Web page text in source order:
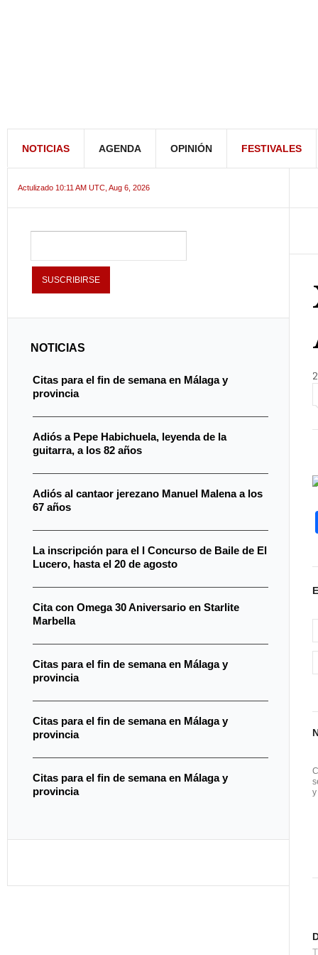
NOTICIAS AGENDA OPINIÓN FESTIVALES
Actulizado 10:11 AM UTC, Aug 6, 2026
NOTICIAS
Citas para el fin de semana en Málaga y
provincia
Adiós a Pepe Habichuela, leyenda de la
guitarra, a los 82 años
Adiós al cantaor jerezano Manuel Malena a los
67 años
La inscripción para el I Concurso de Baile de El
Lucero, hasta el 20 de agosto
Cita con Omega 30 Aniversario en Starlite
Marbella
Citas para el fin de semana en Málaga y
provincia
Citas para el fin de semana en Málaga y
provincia
Citas para el fin de semana en Málaga y
provincia